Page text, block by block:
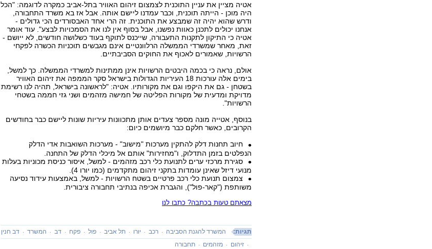
אטיה מציין את עניין התוכנית לצמצום זיהום האוויר בתל-אביב כמקרה לדוגמה: "הכל
היה מוכן - הייתה תוכנית, וכבר עמדנו ליישם אותה. אבל אז בא משרד התחבורה,
ודרש שהוא יהיה זה שמבצע את התוכנית. זה הרי אחד האבסורדים הכי גדולים -
אנחנו יכולים לתכנן כאוות נפשנו, אבל בסוף אין לנו את הסמכויות לבצע". עוד אומר
אטיה כי התיקון לתקנות התעבורה, שייכנס לתוקף בעוד כשלושה חודשים, לא ייושם -
זאת, מאחר שמשרדי הממשלה הרלוונטיים אינם מגבשים תוכניות הכשרה לפקחי
הרשויות, שאמורים לאכוף את החוקים הסביבתיים.
אולם, נראה כי בכמה היבטים הרשויות אינן ממתינות למשרדי הממשלה. כך למשל,
בימים אלה עורכות 18 העיריות הגדולות בישראל סקר הממפה את זיהום האוויר
בשטחן - גם את היקפו וגם את מקורותיו. אטיה: "לראשונה בישראל, תהיה לנו רשימת
מדויקת ומדעית של מקורות הפליטה של חמישה מזהמים ושני גזי חממה בשטחי
הרשויות".
בנוסף, אטייה מונה מספר צעדים אותן מתכוונות עיריות שונות ליישם כבר בחודשים
הקרובים, כאשר חלקם כבר מיושמים כיום:
חיוב תחנות דלק להתקין מערכות "מישוב" - מערכות השואבות אדי הדלק
הנפלטים בזמן התדלוק, ו"מחזירות" אותם אל מיכלי הדלק של התחנה.
סגירת מרכזי ערים לתנועת כלי רכב מזהמים - למשל, איסור כניסת מכוניות בעלות
מנועי דיזל שאינן עומדות בתקני זיהום מתקדמים (כמו יורו 4).
צמצום תנועת כלי רכב פרטיים בשטח הרשויות - למשל, באמצעות עידוד נסיעה
משותפת ("קאר-פול"), והגברת אכיפה בנתיבי תחבורה ציבורית.
מצאתם טעות בכתבה? כתבו לנו
תגיות: המשרד להגנת הסביבה רכב יורו תל אביב פול פקח דב המשרד
דב חנין
זיהום
מזהמים תחבורה